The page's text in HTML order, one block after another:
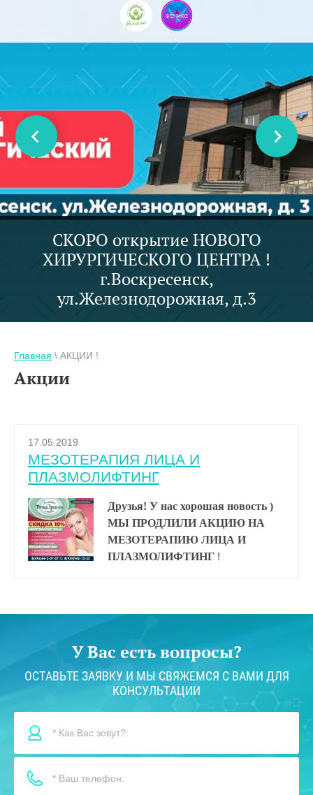
СКОРО открытие НОВОГО
ХИРУРГИЧЕСКОГО ЦЕНТРА !
г.Воскресенск,
ул.Железнодорожная, д.3
Главная \ АКЦИИ !
Акции
17.05.2019
МЕЗОТЕРАПИЯ ЛИЦА И
ПЛАЗМОЛИФТИНГ
Друзья! У нас хорошая новость )
МЫ ПРОДЛИЛИ АКЦИЮ НА
МЕЗОТЕРАПИЮ ЛИЦА И
ПЛАЗМОЛИФТИНГ !
У Вас есть вопросы?
ОСТАВЬТЕ ЗАЯВКУ И МЫ СВЯЖЕМСЯ С ВАМИ ДЛЯ
КОНСУЛЬТАЦИИ